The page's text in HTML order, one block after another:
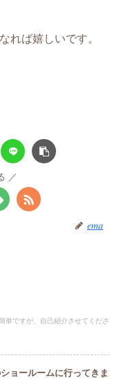
れば嬉しいです。
𝑒𝑚𝑎
単ですが、自己紹介させてくださ
ョールームに行ってきま